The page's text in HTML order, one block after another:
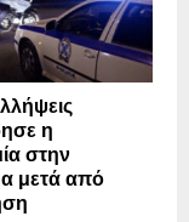
η
στην
μετά από